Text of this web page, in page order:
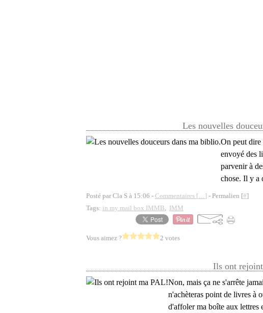
Les nouvelles
On peut dire
envoyé des
parvenir à
chose. Il y a
Posté par Cla S à 15:06 - Commentaires […] - Permalien [#]
Tags: in my mail box IMMB, IMM
Vous aimez ? 2 votes
Ils ont
Non, mais ça ne s'arrête
n'achèteras point de livres à
d'affoler ma boîte aux lettres